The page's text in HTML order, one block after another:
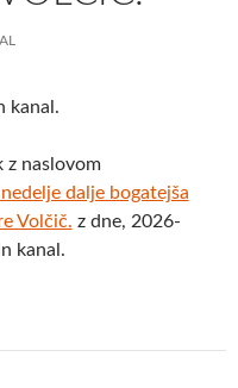
kanal.
z naslovom
dalje bogatejša
Volčič. z dne, 2026-
kanal.